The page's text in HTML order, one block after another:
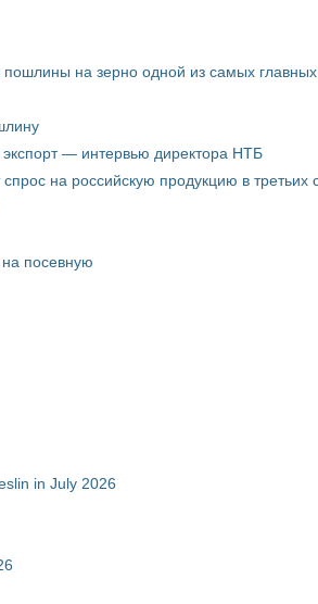
на зерно одной из самых главных
— интервью директора НТБ
на российскую продукцию в третьих
посевную
in July 2026